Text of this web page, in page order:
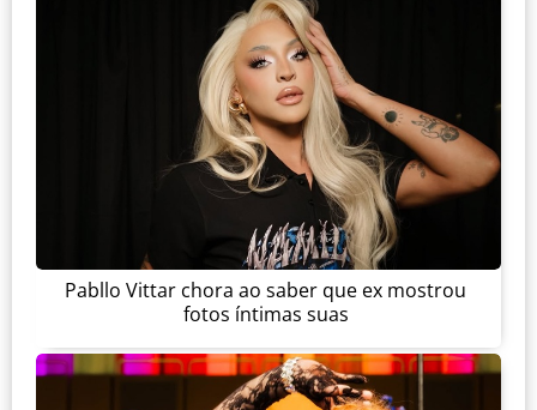
Pabllo Vittar chora ao saber que ex mostrou
fotos íntimas suas